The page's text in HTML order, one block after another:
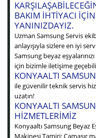
BAKIM IHTIYACI
YANINIZDAYIZ.
Uzman Samsung Servis
anlayışıyla sizlere en iyi
Samsung beyaz
için bizimle iletişime
KONYAALTI
ile güvenilir teknik servis
uzatın!
KONYAALTI
HIZMETLERIMIZ
Konyaaltı Samsung Beyaz
Makinesi Tamiri: Çamaşır